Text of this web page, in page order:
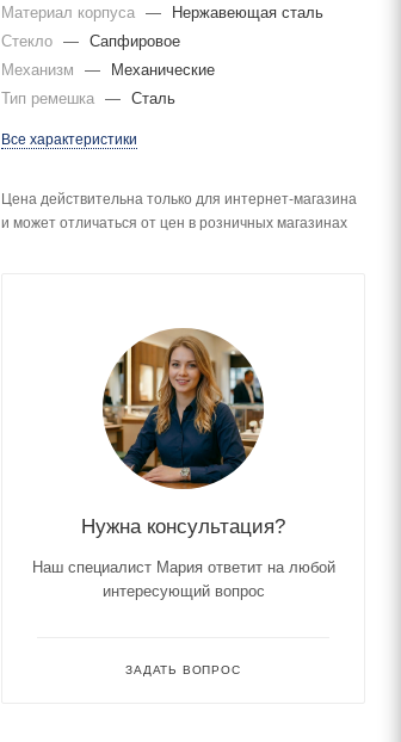
Материал корпуса —
Нержавеющая сталь
Стекло — Сапфировое
Механизм
—
Механические
Тип ремешка — Сталь
Все характеристики
Цена действительна только для интернет-магазина
и может отличаться от цен в розничных магазинах
Нужна консультация?
Наш специалист Мария ответит на любой
интересующий вопрос
ЗАДАТЬ ВОПРОС